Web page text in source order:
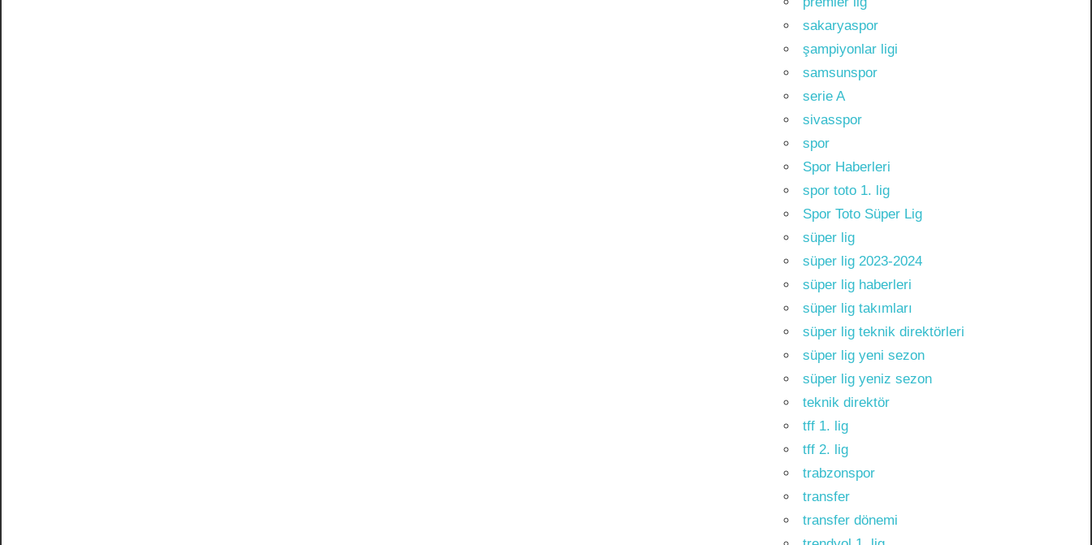
sakaryaspor
şampiyonlar ligi
samsunspor
serie A
sivasspor
spor
Spor Haberleri
spor toto 1. lig
Spor Toto Süper Lig
süper lig
süper lig 2023-2024
süper lig haberleri
süper lig takımları
süper lig teknik direktörleri
süper lig yeni sezon
süper lig yeniz sezon
teknik direktör
tff 1. lig
tff 2. lig
trabzonspor
transfer
transfer dönemi